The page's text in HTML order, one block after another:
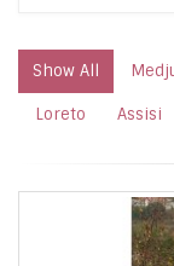
Show All
Loreto Assisi